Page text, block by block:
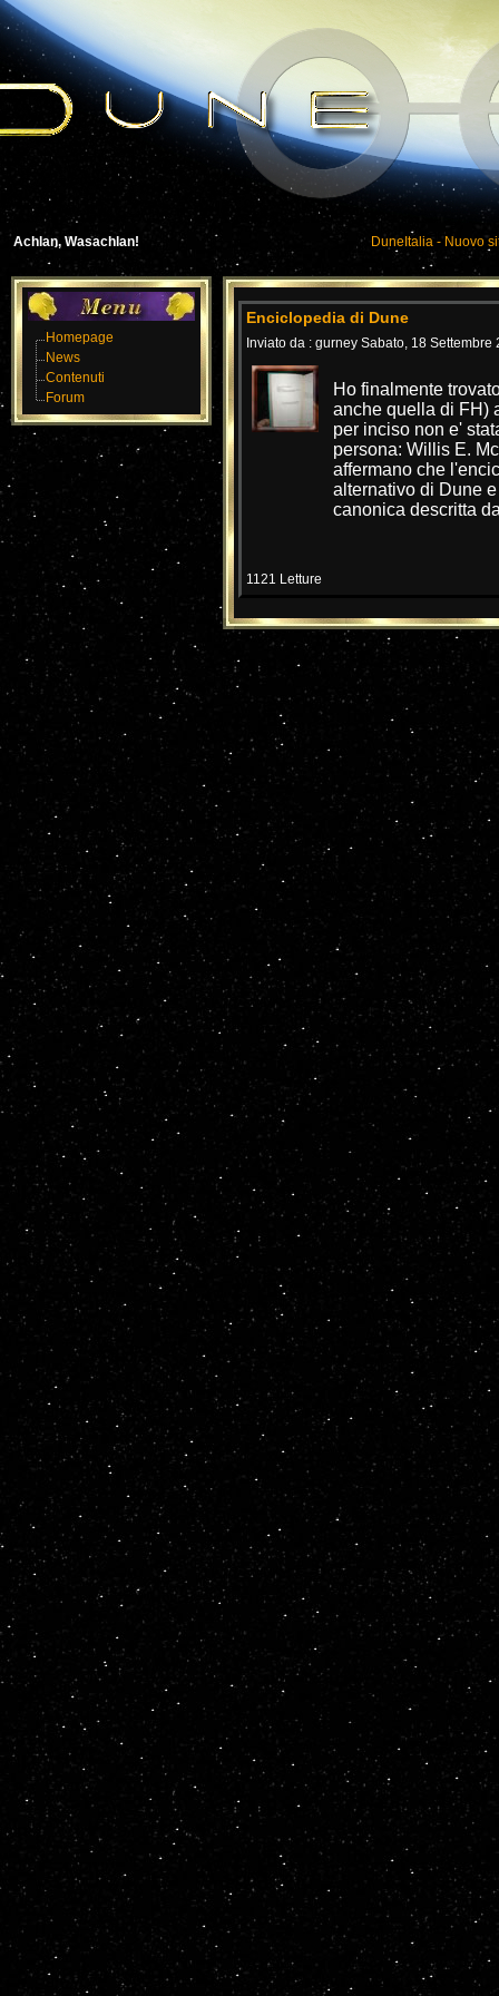
Achlan, Wasachlan! DuneItalia - Nuovo
Homepage
News
Contenuti
Forum
Enciclopedia di Dune
Inviato da : gurney Sabato, 18 Settembre
Ho finalmente
anche quella di FH)
per inciso non e'
persona: Willis E.
affermano che
alternativo di Dune
canonica descritta
1121 Letture